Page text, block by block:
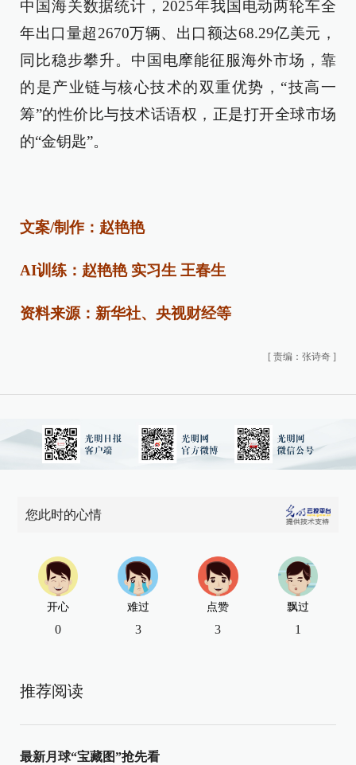
中国海关数据统计，2025年我国电动两轮车全
年出口量超2670万辆、出口额达68.29亿美元，
同比稳步攀升。中国电摩能征服海外市场，靠
的是产业链与核心技术的双重优势，“技高一
筹”的性价比与技术话语权，正是打开全球市场
的“金钥匙”。
文案/制作：赵艳艳
AI训练：赵艳艳 实习生 王春生
资料来源：新华社、央视财经等
[ 责编：张诗奇 ]
您此时的心情
开心
0
难过
3
点赞
3
飘过
1
推荐阅读
最新月球“宝藏图”抢先看